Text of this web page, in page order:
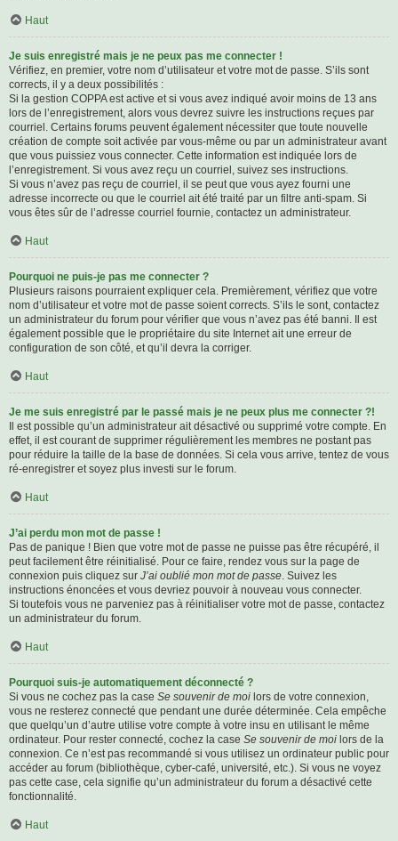
Haut
Je suis enregistré mais je ne peux pas me connecter !
Vérifiez, en premier, votre nom d’utilisateur et votre mot de passe. S’ils sont
corrects, il y a deux possibilités :
Si la gestion COPPA est active et si vous avez indiqué avoir moins de 13 ans
lors de l’enregistrement, alors vous devrez suivre les instructions reçues par
courriel. Certains forums peuvent également nécessiter que toute nouvelle
création de compte soit activée par vous-même ou par un administrateur avant
que vous puissiez vous connecter. Cette information est indiquée lors de
l’enregistrement. Si vous avez reçu un courriel, suivez ses instructions.
Si vous n’avez pas reçu de courriel, il se peut que vous ayez fourni une
adresse incorrecte ou que le courriel ait été traité par un filtre anti-spam. Si
vous êtes sûr de l’adresse courriel fournie, contactez un administrateur.
Haut
Pourquoi ne puis-je pas me connecter ?
Plusieurs raisons pourraient expliquer cela. Premièrement, vérifiez que votre
nom d’utilisateur et votre mot de passe soient corrects. S’ils le sont, contactez
un administrateur du forum pour vérifier que vous n’avez pas été banni. Il est
également possible que le propriétaire du site Internet ait une erreur de
configuration de son côté, et qu’il devra la corriger.
Haut
Je me suis enregistré par le passé mais je ne peux plus me connecter ?!
Il est possible qu’un administrateur ait désactivé ou supprimé votre compte. En
effet, il est courant de supprimer régulièrement les membres ne postant pas
pour réduire la taille de la base de données. Si cela vous arrive, tentez de vous
ré-enregistrer et soyez plus investi sur le forum.
Haut
J’ai perdu mon mot de passe !
Pas de panique ! Bien que votre mot de passe ne puisse pas être récupéré, il
peut facilement être réinitialisé. Pour ce faire, rendez vous sur la page de
connexion puis cliquez sur J’ai oublié mon mot de passe. Suivez les
instructions énoncées et vous devriez pouvoir à nouveau vous connecter.
Si toutefois vous ne parveniez pas à réinitialiser votre mot de passe, contactez
un administrateur du forum.
Haut
Pourquoi suis-je automatiquement déconnecté ?
Si vous ne cochez pas la case Se souvenir de moi lors de votre connexion,
vous ne resterez connecté que pendant une durée déterminée. Cela empêche
que quelqu’un d’autre utilise votre compte à votre insu en utilisant le même
ordinateur. Pour rester connecté, cochez la case Se souvenir de moi lors de la
connexion. Ce n’est pas recommandé si vous utilisez un ordinateur public pour
accéder au forum (bibliothèque, cyber-café, université, etc.). Si vous ne voyez
pas cette case, cela signifie qu’un administrateur du forum a désactivé cette
fonctionnalité.
Haut